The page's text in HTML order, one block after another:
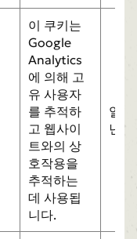
이 쿠키는
Google
Analytics
에 의해 고
유 사용자
를 추적하
고 웹사이
트와의 상
호작용을
추적하는
데 사용됩
니다.
일
년